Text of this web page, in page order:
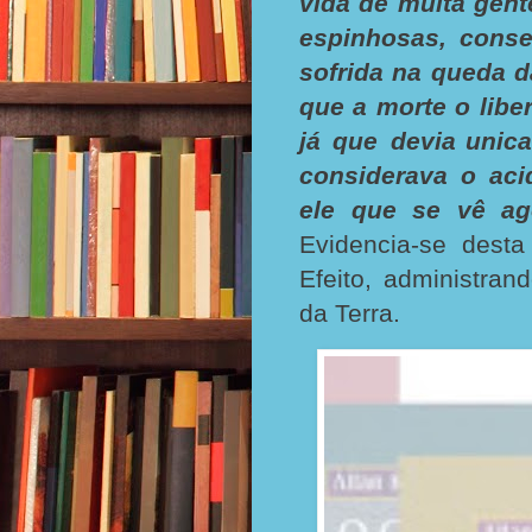
espinhosas,
sofrida na queda
que a morte o
já que devia
considerava o
ele que se vê
Evidencia-se
Efeito,
da Terra.